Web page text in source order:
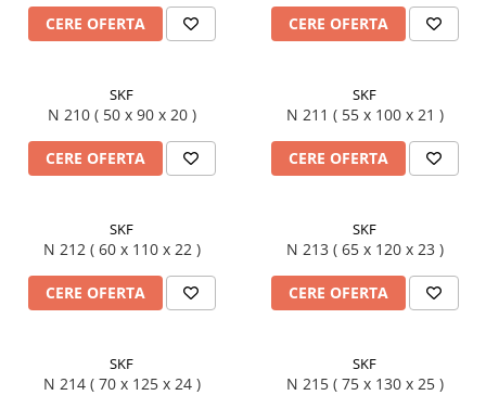
CERE OFERTA CERE OFERTA
SKF
N 210 ( 50 x 90 x 20 )
CERE OFERTA
SKF
N 211 ( 55 x 100 x 21 )
CERE OFERTA
SKF
N 212 ( 60 x 110 x 22 )
CERE OFERTA
SKF
N 213 ( 65 x 120 x 23 )
CERE OFERTA
SKF
N 214 ( 70 x 125 x 24 )
SKF
N 215 ( 75 x 130 x 25 )